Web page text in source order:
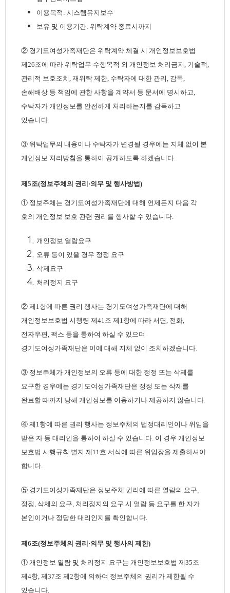
이용목적: 시스템유지보수
보유 및 이용기간: 위탁계약 종료시까지
② 경기도여성가족재단은 위탁계약 체결 시 개인정보보호법
제26조에 따라 위탁업무 수행목적 외 개인정보 처리금지, 기술적,
관리적 보호조치, 재위탁 제한, 수탁자에 대한 관리, 감독,
손해배상 등 책임에 관한 사항을 계약서 등 문서에 명시하고,
수탁자가 개인정보를 안전하게 처리하는지를 감독하고
있습니다.
③ 위탁업무의 내용이나 수탁자가 변경될 경우에는 지체 없이 본
개인정보 처리방침을 통하여 공개하도록 하겠습니다.
제5조(정보주체의 권리·의무 및 행사방법)
① 정보주체는 경기도여성가족재단에 대해 언제든지 다음 각
호의 개인정보 보호 관련 권리를 행사할 수 있습니다.
개인정보 열람요구
오류 등이 있을 경우 정정 요구
삭제요구
처리정지 요구
② 제1항에 따른 권리 행사는 경기도여성가족재단에 대해
개인정보보호법 시행령 제41조 제1항에 따라 서면, 전화,
전자우편, 팩스 등을 통하여 하실 수 있으며
경기도여성가족재단은 이에 대해 지체 없이 조치하겠습니다.
③ 정보주체가 개인정보의 오류 등에 대한 정정 또는 삭제를
요구한 경우에는 경기도여성가족재단은 정정 또는 삭제를
완료할 때까지 당해 개인정보를 이용하거나 제공하지 않습니다.
④ 제1항에 따른 권리 행사는 정보주체의 법정대리인이나 위임을
받은 자 등 대리인을 통하여 하실 수 있습니다. 이 경우 개인정보
보호법 시행규칙 별지 제11호 서식에 따른 위임장을 제출하셔야
합니다.
⑤ 경기도여성가족재단은 정보주체 권리에 따른 열람의 요구,
정정, 삭제의 요구, 처리정지의 요구 시 열람 등 요구를 한 자가
본인이거나 정당한 대리인지를 확인합니다.
제6조(정보주체의 권리·의무 및 행사의 제한)
① 개인정보 열람 및 처리정지 요구는 개인정보보호법 제35조
제4항, 제37조 제2항에 의하여 정보주체의 권리가 제한될 수
있습니다.